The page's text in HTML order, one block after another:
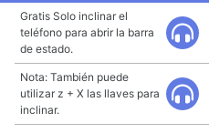
Gratis Solo inclinar el
teléfono para abrir la barra
de estado.
Nota: También puede
utilizar z + X las llaves para
inclinar.